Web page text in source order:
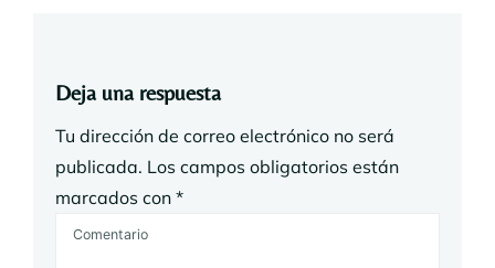
Deja una respuesta
Tu dirección de correo electrónico no será
publicada. Los campos obligatorios están
marcados con *